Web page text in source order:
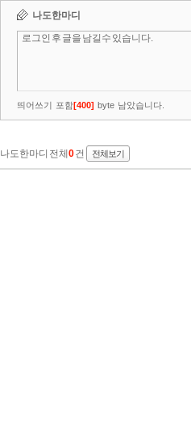
나도한마디
띄어쓰기 포함[400] byte 남았습니다.
나도한마디 전체 0건 전체보기